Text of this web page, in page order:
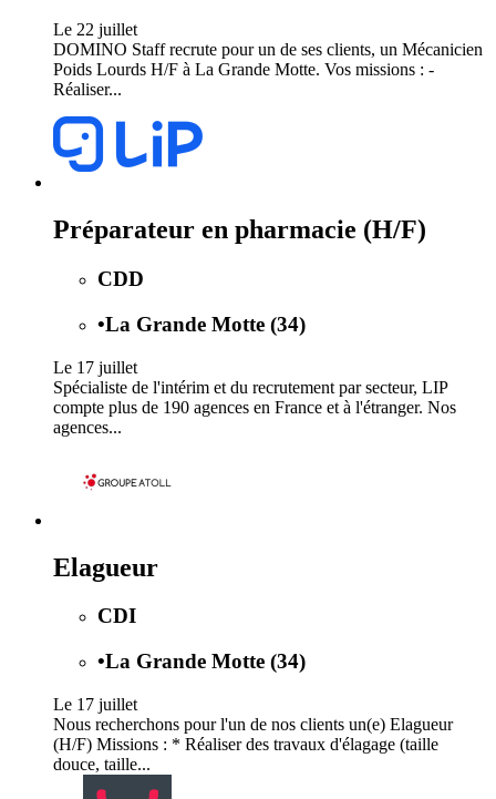
Le 22 juillet
DOMINO Staff recrute pour un de ses clients, un Mécanicien
Poids Lourds H/F à La Grande Motte. Vos missions : -
Réaliser...
Préparateur en pharmacie (H/F)
CDD
•La Grande Motte (34)
Le 17 juillet
Spécialiste de l'intérim et du recrutement par secteur, LIP
compte plus de 190 agences en France et à l'étranger. Nos
agences...
Elagueur
CDI
•La Grande Motte (34)
Le 17 juillet
Nous recherchons pour l'un de nos clients un(e) Elagueur
(H/F) Missions : * Réaliser des travaux d'élagage (taille
douce, taille...